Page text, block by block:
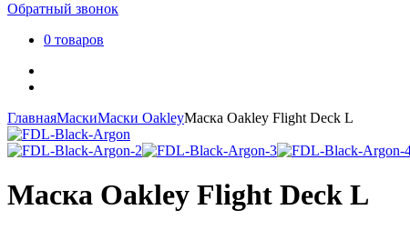
Обратный звонок
0 товаров
ГлавнаяМаскиМаски OakleyМаска Oakley Flight Deck L
Маска Oakley Flight Deck L